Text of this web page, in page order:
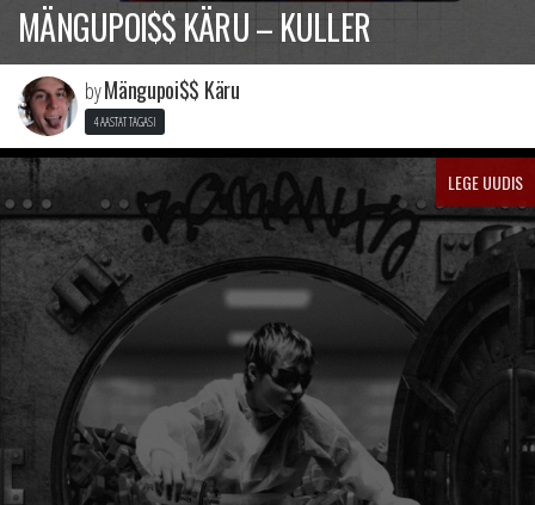
MÄNGUPOI$$ KÄRU – KULLER
byMängupoi$$ Käru
4 AASTAT TAGASI
LEGE UUDIS